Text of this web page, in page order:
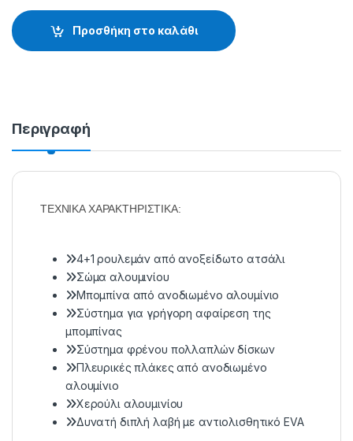
Προσθήκη στο καλάθι
Περιγραφή
ΤΕΧΝΙΚΑ ΧΑΡΑΚΤΗΡΙΣΤΙΚΑ:
4+1 ρουλεμάν από ανοξείδωτο ατσάλι
Σώμα αλουμινίου
Μπομπίνα από ανοδιωμένο αλουμίνιο
Σύστημα για γρήγορη αφαίρεση της
μπομπίνας
Σύστημα φρένου πολλαπλών δίσκων
Πλευρικές πλάκες από ανοδιωμένο
αλουμίνιο
Χερούλι αλουμινίου
Δυνατή διπλή λαβή με αντιολισθητικό EVA